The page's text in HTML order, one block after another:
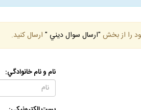
را از بخش "ارسال سوال ديني " ارسال كنيد.
نام و نام خانوادگي: